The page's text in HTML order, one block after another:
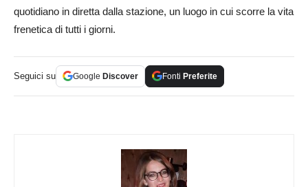
quotidiano in diretta dalla stazione, un luogo in cui scorre la vita
frenetica di tutti i giorni.
Seguici su Google Discover Fonti Preferite